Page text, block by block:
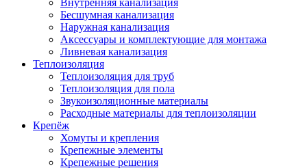
Бесшумная канализация
Наружная канализация
Аксессуары и комплектующие для монтажа
Ливневая канализация
Теплоизоляция
Теплоизоляция для труб
Теплоизоляция для пола
Звукоизоляционные материалы
Расходные материалы для теплоизоляции
Крепёж
Хомуты и крепления
Крепежные элементы
Крепежные решения